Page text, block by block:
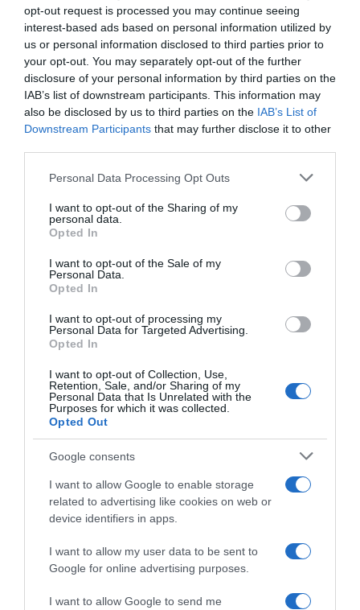
opt-out request is processed you may continue seeing
interest-based ads based on personal information utilized by
us or personal information disclosed to third parties prior to
your opt-out. You may separately opt-out of the further
disclosure of your personal information by third parties on the
IAB’s list of downstream participants. This information may
also be disclosed by us to third parties on the IAB’s List of
Downstream Participants that may further disclose it to other
Please note that this website/app uses one or more Google
not limited to your visit or usage behaviour. You may click to
grant or deny consent to Google and its third-party tags to
use your data for below specified purposes in below Google
consent section.
Personal Data Processing Opt Outs
I want to opt-out of the Sharing of my
personal data.
Opted In
I want to opt-out of the Sale of my
Personal Data.
Opted In
I want to opt-out of processing my
Personal Data for Targeted Advertising.
Opted In
I want to opt-out of Collection, Use,
Retention, Sale, and/or Sharing of my
Personal Data that Is Unrelated with the
Purposes for which it was collected.
Opted Out
Google consents
I want to allow Google to enable storage
related to advertising like cookies on web or
device identifiers in apps.
I want to allow my user data to be sent to
Google for online advertising purposes.
I want to allow Google to send me
ΣΧΟΛΙΑ
ΕΛΛΑΔΑ